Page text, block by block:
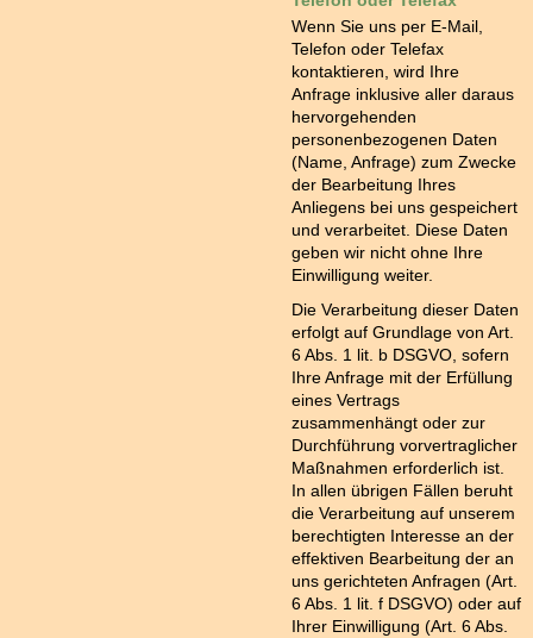
Wenn Sie uns per E-Mail,
Telefon oder Telefax
kontaktieren, wird Ihre
Anfrage inklusive aller daraus
hervorgehenden
personenbezogenen Daten
(Name, Anfrage) zum Zwecke
der Bearbeitung Ihres
Anliegens bei uns gespeichert
und verarbeitet. Diese Daten
geben wir nicht ohne Ihre
Einwilligung weiter.
Die Verarbeitung dieser Daten
erfolgt auf Grundlage von Art.
6 Abs. 1 lit. b DSGVO, sofern
Ihre Anfrage mit der Erfüllung
eines Vertrags
zusammenhängt oder zur
Durchführung vorvertraglicher
Maßnahmen erforderlich ist.
In allen übrigen Fällen beruht
die Verarbeitung auf unserem
berechtigten Interesse an der
effektiven Bearbeitung der an
uns gerichteten Anfragen (Art.
6 Abs. 1 lit. f DSGVO) oder auf
Ihrer Einwilligung (Art. 6 Abs.